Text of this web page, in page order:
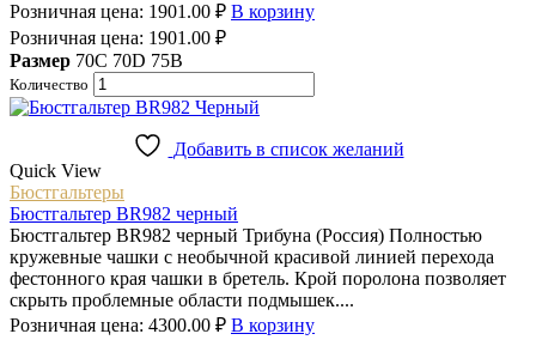
Розничная цена: 1901.00 ₽ В корзину
Розничная цена: 1901.00 ₽
Размер 70C 70D 75B
Количество
Добавить в список желаний
Quick View
Бюстгальтеры
Бюстгальтер BR982 черный
Бюстгальтер BR982 черный Трибуна (Россия) Полностью
кружевные чашки с необычной красивой линией перехода
фестонного края чашки в бретель. Крой поролона позволяет
скрыть проблемные области подмышек....
Розничная цена: 4300.00 ₽ В корзину